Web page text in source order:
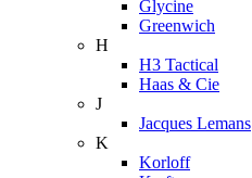
Glycine
Greenwich
H
H3 Tactical
Haas & Cie
J
Jacques Lemans
K
Korloff